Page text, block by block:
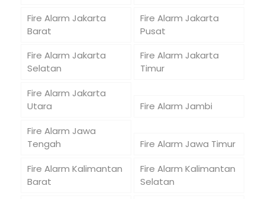
Fire Alarm Jakarta
Barat
Fire Alarm Jakarta
Pusat
Fire Alarm Jakarta
Selatan
Fire Alarm Jakarta
Timur
Fire Alarm Jakarta
Utara
Fire Alarm Jambi
Fire Alarm Jawa
Tengah
Fire Alarm Jawa Timur
Fire Alarm Kalimantan
Barat
Fire Alarm Kalimantan
Selatan